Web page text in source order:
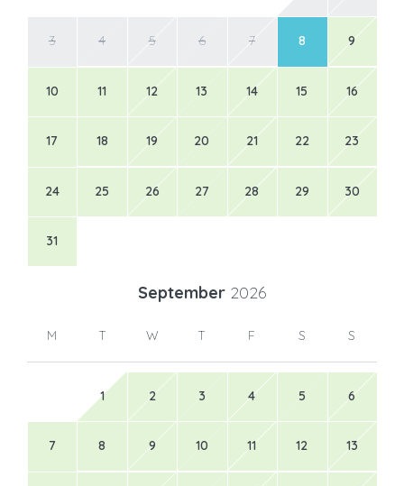
3 4 5 6 7 8 9
10 11 12 13 14 15 16
17 18 19 20 21 22 23
24 25 26 27 28 29 30
31
September 2026
M T W T F S S
1 2 3 4 5 6
7 8 9 10 11 12 13